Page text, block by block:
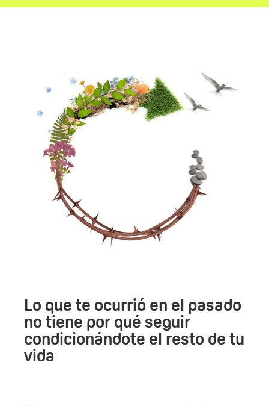
Lo que te ocurrió en el pasado
no tiene por qué seguir
condicionándote el resto de tu
vida